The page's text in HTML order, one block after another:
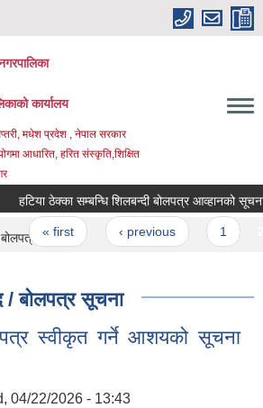
कार्यालय
मधेश प्रदेश , नेपाल सरकार
आधारित, हरित संस्कृति,शिक्षित
हटिया ठेक्का सम्बन्धि शिलबन्दी बोलपत्र आव्हानको सूचना |||
Pages
« first ‹ previous
सूचना
/ बोलपत्र सूचना
स्वीकृत गर्ने आशयको सूचना
04/22/2026 - 13:43